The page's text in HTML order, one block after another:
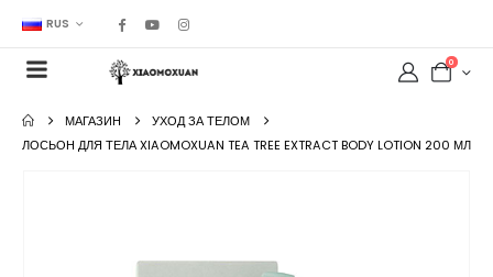
RUS
0
МАГАЗИН
УХОД ЗА ТЕЛОМ
ЛОСЬОН ДЛЯ ТЕЛА XIAOMOXUAN TEA TREE EXTRACT BODY LOTION 200 МЛ